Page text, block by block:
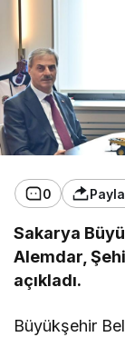
0
Sakarya
Alemdar,
açıkladı.
Büyükşehir